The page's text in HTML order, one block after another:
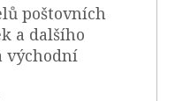
poštovních
a dalšího
východní